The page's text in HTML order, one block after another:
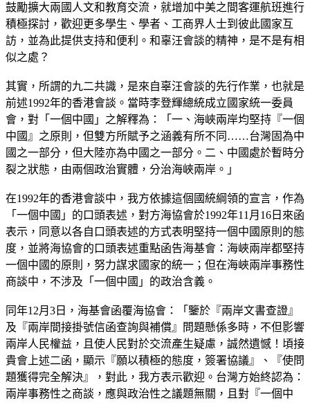
鼓勵擴大兩國人文和教育交流，就增加中美之間客運航班進行
積極探討，歡迎更多學生、學者、工商界人士到彼此國家互
訪，並為此提供支持和便利。和辜汪會談的精神，是不是有相
似之處？
其實，所謂的九二共識，是來自辜汪會談的先行作業，也就是
前述1992年的香港會談。當時李登輝總統成立國家統一委員
會，對「一個中國」之解釋為：「一、海峽兩岸均堅持『一個
中國』之原則，但雙方所賦予之涵義有所不同……台灣固為中
國之一部分，但大陸亦為中國之一部分。二、中國處於暫時分
裂之狀態，由兩個政治實體，分治海峽兩岸。」
在1992年的香港會談中，我方依據這個國統綱領的宣言，作為
「一個中國」的口頭表述，對方海協會於1992年11月16日來函
表示，同意以各自口頭表述的方式表明堅持一個中國原則的態
度，並將海協會的口頭表述重點函告海基會：海峽兩岸都堅持
一個中國的原則，努力謀求國家的統一；但在海峽兩岸事務性
商談中，不涉及「一個中國」的政治含義。
同年12月3日，海基會函覆海協會：「鑒於『兩岸文書查證』
及『兩岸間接掛號信函查詢與補償』問題懸係多時，不但影響
兩岸人民權益，且使人民對於交流產生疑慮，誠然遺憾！頃接
貴會上述二函，顯示『願以積極的態度，簽署協議』、『使問
題獲得完全解決』，對此，我方表示歡迎。台灣方始終認為：
兩岸事務性之商談，應與政治性之議題無關，且對『一個中